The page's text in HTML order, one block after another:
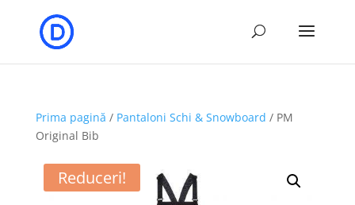
Prima pagină / Pantaloni Schi & Snowboard / PM
Original Bib
Reduceri!